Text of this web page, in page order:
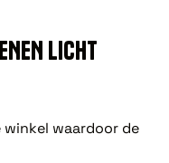
LICHT
waardoor de